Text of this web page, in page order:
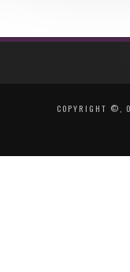
COPYRIGHT ©,